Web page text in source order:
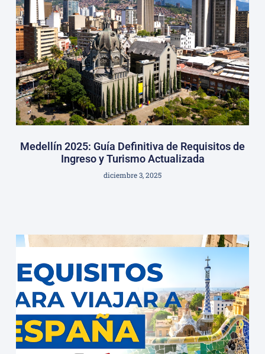
Medellín 2025: Guía Definitiva de Requisitos de
Ingreso y Turismo Actualizada
diciembre 3, 2025